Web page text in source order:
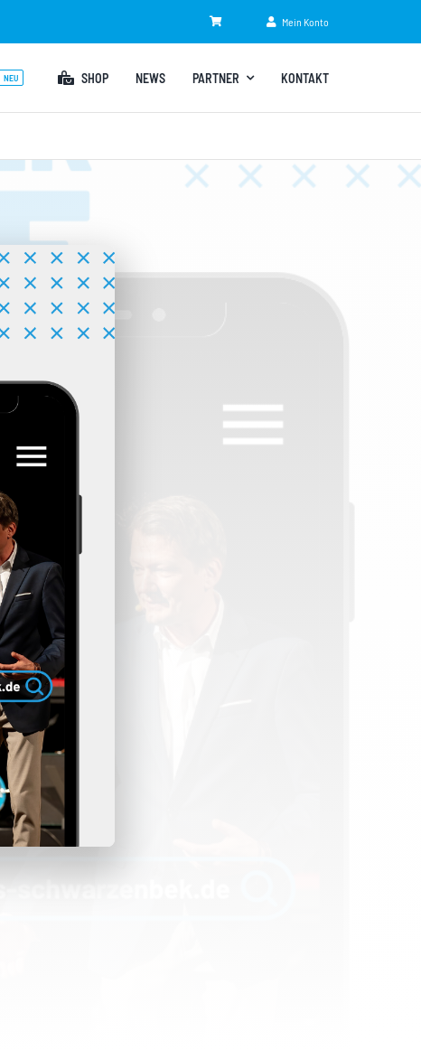
Mein Konto
NEU SHOP NEWS PARTNER KONTAKT